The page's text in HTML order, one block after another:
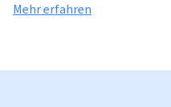
Mehr erfahren